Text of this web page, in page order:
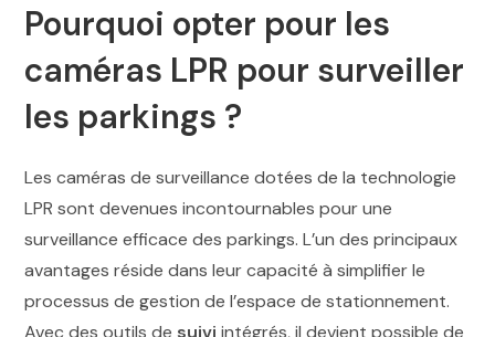
Pourquoi opter pour les
caméras LPR pour surveiller
les parkings ?
Les caméras de surveillance dotées de la technologie
LPR sont devenues incontournables pour une
surveillance efficace des parkings. L’un des principaux
avantages réside dans leur capacité à simplifier le
processus de gestion de l’espace de stationnement.
Avec des outils de suivi intégrés, il devient possible de